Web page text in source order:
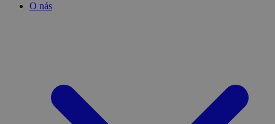
O nás